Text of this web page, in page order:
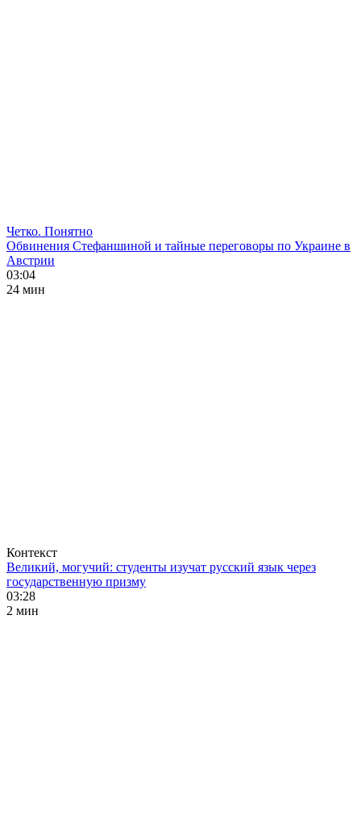
Четко. Понятно
Обвинения Стефаншиной и тайные переговоры по Украине в
Австрии
03:04
24 мин
Контекст
Великий, могучий: студенты изучат русский язык через
государственную призму
03:28
2 мин